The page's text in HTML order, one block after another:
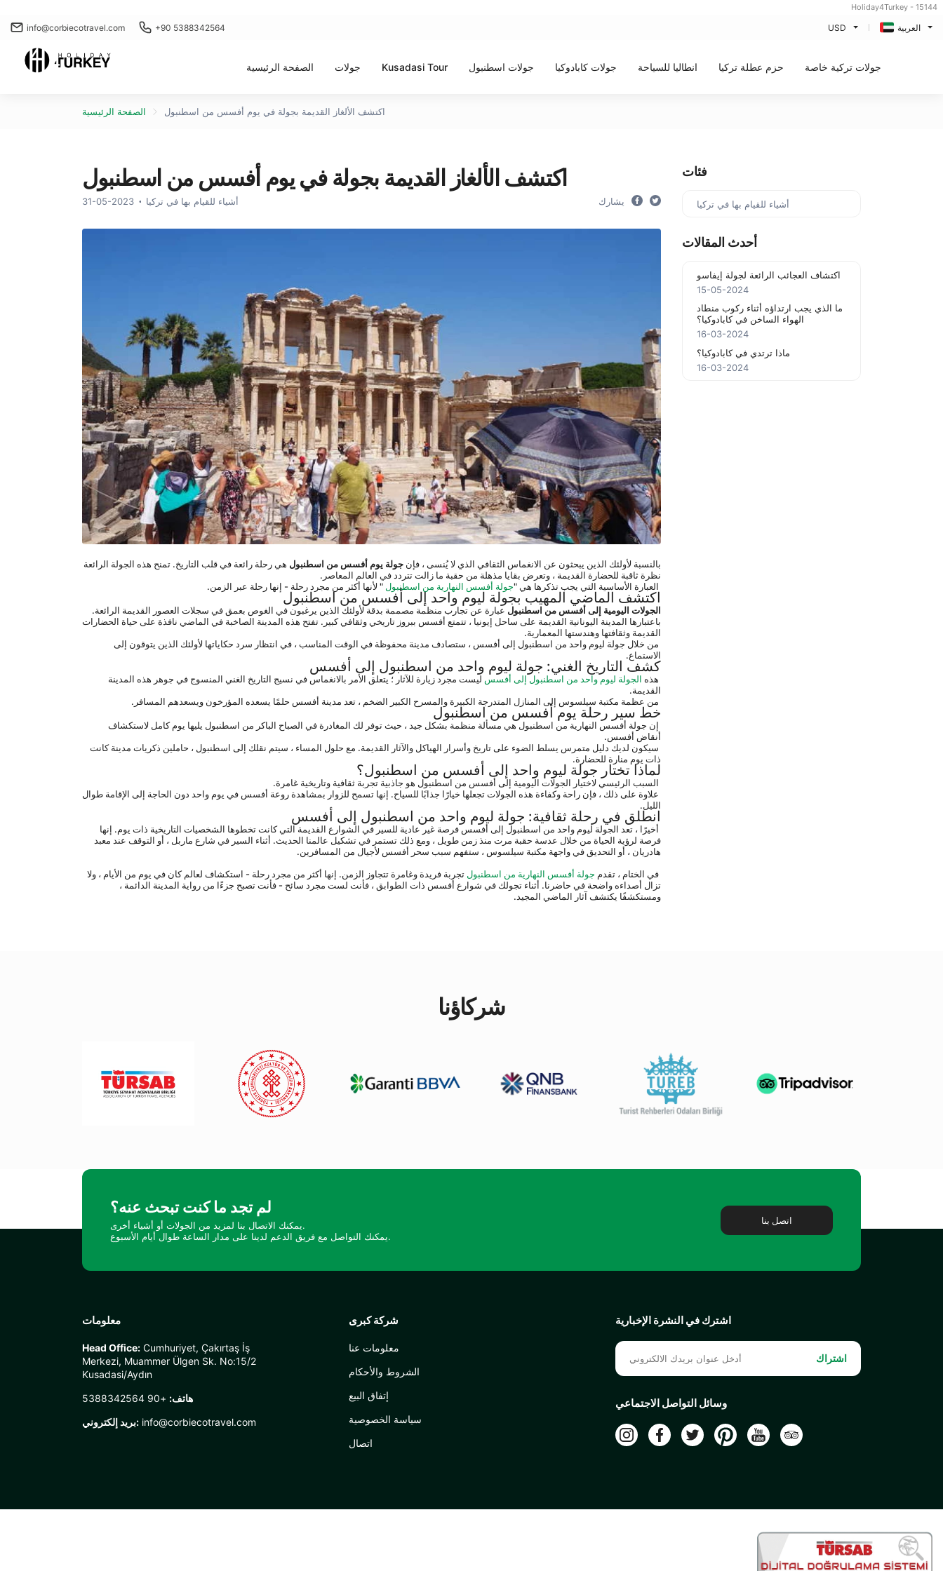
Holiday4Turkey - 15144
info@corbiecotravel.com +90 5388342564 USD العربية
الصفحة الرئيسية جولات Kusadasi Tour جولات اسطنبول جولات كابادوكيا انطاليا للسياحة حزم عطلة تركيا جولات تركية خاصة
الصفحة الرئيسية اكتشف الألغاز القديمة بجولة في يوم أفسس من اسطنبول
اكتشف الألغاز القديمة بجولة في يوم أفسس من اسطنبول
31-05-2023 أشياء للقيام بها في تركيا يشارك
بالنسبة لأولئك الذين يبحثون عن الانغماس الثقافي الذي لا يُنسى ، فإن جولة يوم أفسس من اسطنبول
نظرة ثاقبة للحضارة القديمة ، وتعرض بقايا مذهلة من حقبة ما زالت تتردد في العالم المعاصر.
جولة أفسس النهارية من اسطنبول " لأنها أكثر من مجرد رحلة - إنها رحلة عبر الزمن.
اكتشف الماضي المهيب بجولة ليوم واحد إلى أفسس من اسطنبول
الجولات اليومية إلى أفسس من اسطنبول
القديمة وثقافتها وهندستها المعمارية.
الاستماع.
كشف التاريخ الغني: جولة ليوم واحد من اسطنبول إلى أفسس
الجولة ليوم واحد من اسطنبول إلى أفسس
القديمة.
خط سير رحلة يوم أفسس من اسطنبول
أنقاض أفسس.
ذات يوم منارة للحضارة.
لماذا تختار جولة ليوم واحد إلى أفسس من اسطنبول؟
الليل.
انطلق في رحلة ثقافية: جولة ليوم واحد من اسطنبول إلى أفسس
هادريان ، أو التحديق في واجهة مكتبة سيلسوس ، ستفهم سبب سحر أفسس لأجيال من المسافرين.
جولة أفسس النهارية من اسطنبول
ومستكشفًا يكتشف آثار الماضي المجيد.
فئات
أشياء للقيام بها في تركيا
أحدث المقالات
اكتشاف العجائب الرائعة لجولة إيفاسو
15-05-2024
ما الذي يجب ارتداؤه أثناء ركوب منطاد
الهواء الساخن في كابادوكيا؟
16-03-2024
ماذا ترتدي في كابادوكيا؟
16-03-2024
شركاؤنا
لم تجد ما كنت تبحث عنه؟
يمكنك الاتصال بنا لمزيد من الجولات أو أشياء أخرى.
يمكنك التواصل مع فريق الدعم لدينا على مدار الساعة طوال أيام الأسبوع.
اتصل بنا
معلومات
Head Office: Cumhuriyet, Çakırtaş İş
Merkezi, Muammer Ülgen Sk. No:15/2
Kusadasi/Aydın
هاتف: +90 5388342564
بريد إلكتروني: info@corbiecotravel.com
شركة كبرى
معلومات عنا
الشروط والأحكام
إتفاق البيع
سياسة الخصوصية
اتصال
اشترك في النشرة الإخبارية
اشتراك
وسائل التواصل الاجتماعي